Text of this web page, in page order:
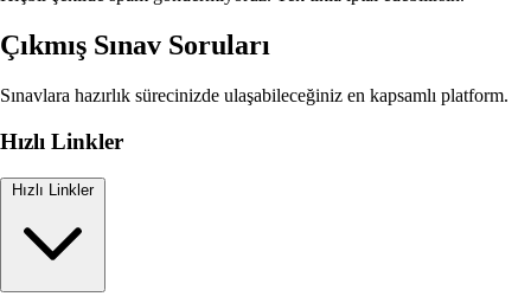
Çıkmış Sınav Soruları
Sınavlara hazırlık sürecinizde ulaşabileceğiniz en kapsamlı platform.
Hızlı Linkler
Hızlı Linkler